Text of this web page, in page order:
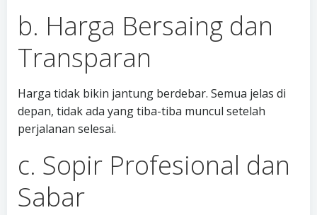
b. Harga Bersaing dan
Transparan
Harga tidak bikin jantung berdebar. Semua jelas di
depan, tidak ada yang tiba-tiba muncul setelah
perjalanan selesai.
c. Sopir Profesional dan
Sabar